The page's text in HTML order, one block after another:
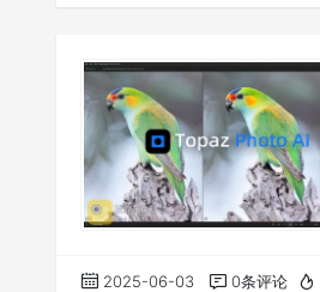
2025-06-03 0条评论